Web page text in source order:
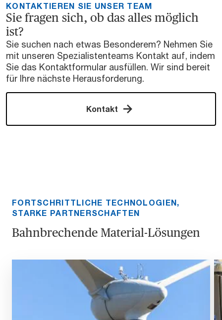
KONTAKTIEREN SIE UNSER TEAM
Sie fragen sich, ob das alles möglich
ist?
Sie suchen nach etwas Besonderem? Nehmen Sie
mit unseren Spezialistenteams Kontakt auf, indem
Sie das Kontaktformular ausfüllen. Wir sind bereit
für Ihre nächste Herausforderung.
Kontakt
FORTSCHRITTLICHE TECHNOLOGIEN,
STARKE PARTNERSCHAFTEN
Bahnbrechende Material-Lösungen